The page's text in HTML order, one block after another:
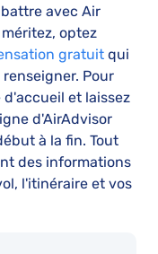
avec Air
optez
gratuit qui
Pour
et laissez
d'AirAdvisor
à la fin. Tout
des informations
l'itinéraire et vos